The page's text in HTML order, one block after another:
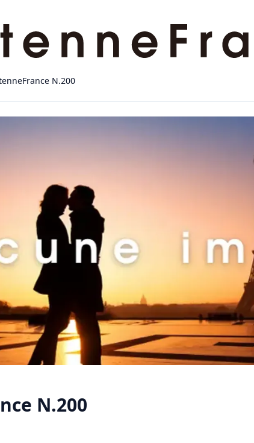
N.200
N.200